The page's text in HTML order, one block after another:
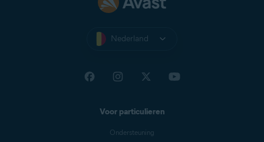
Nederland
Voor particulieren
Ondersteuning